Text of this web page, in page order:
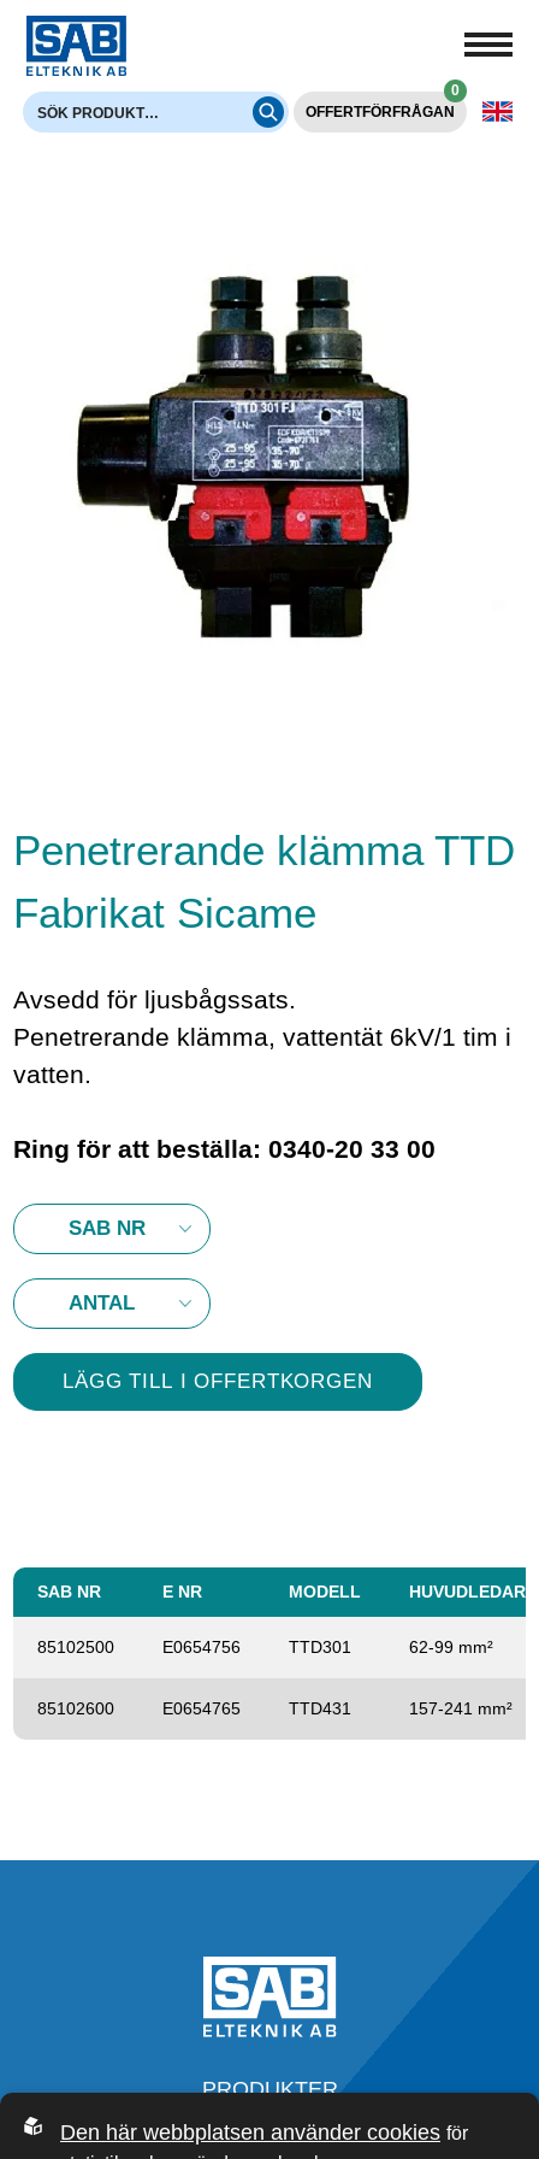
OFFERTFÖRFRÅGAN
0
Penetrerande klämma TTD
Fabrikat Sicame
Avsedd för ljusbågssats.
Penetrerande klämma, vattentät 6kV/1 tim i
vatten.
Ring för att beställa: 0340-20 33 00
SAB NR E NR MODELL HUVUDLEDARE
85102500 E0654756 TTD301 62-99 mm²
85102600 E0654765 TTD431 157-241 mm²
PRODUKTER
SERVICE
OM OSS
Den här webbplatsen använder cookies för